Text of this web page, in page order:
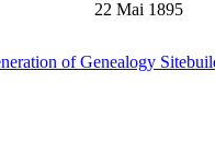
22 Mai 1895
of Genealogy